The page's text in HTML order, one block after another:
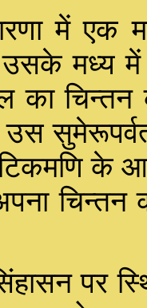
में एक
मध्य में
का
के
चिन्तन
पर